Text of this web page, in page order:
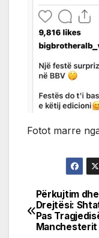
Fotot marre
Post
Përkujtim dhe
Drejtësi:
Pas
Manchesterit